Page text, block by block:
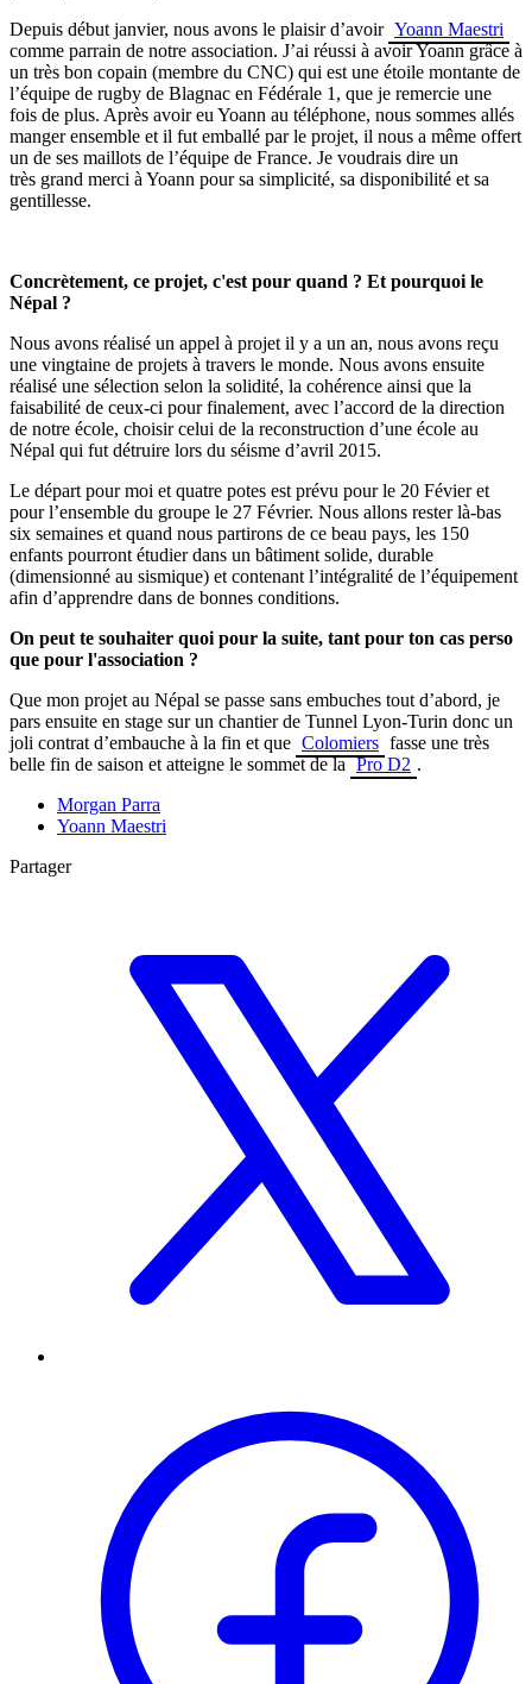
Depuis début janvier, nous avons le plaisir d’avoir Yoann Maestri
comme parrain de notre association. J’ai réussi à avoir Yoann grâce à
un très bon copain (membre du CNC) qui est une étoile montante de
l’équipe de rugby de Blagnac en Fédérale 1, que je remercie une
fois de plus. Après avoir eu Yoann au téléphone, nous sommes allés
manger ensemble et il fut emballé par le projet, il nous a même offert
un de ses maillots de l’équipe de France. Je voudrais dire un
très grand merci à Yoann pour sa simplicité, sa disponibilité et sa
gentillesse.
Concrètement, ce projet, c'est pour quand ? Et pourquoi le
Népal ?
Nous avons réalisé un appel à projet il y a un an, nous avons reçu
une vingtaine de projets à travers le monde. Nous avons ensuite
réalisé une sélection selon la solidité, la cohérence ainsi que la
faisabilité de ceux-ci pour finalement, avec l’accord de la direction
de notre école, choisir celui de la reconstruction d’une école au
Népal qui fut détruire lors du séisme d’avril 2015.
Le départ pour moi et quatre potes est prévu pour le 20 Févier et
pour l’ensemble du groupe le 27 Février. Nous allons rester là-bas
six semaines et quand nous partirons de ce beau pays, les 150
enfants pourront étudier dans un bâtiment solide, durable
(dimensionné au sismique) et contenant l’intégralité de l’équipement
afin d’apprendre dans de bonnes conditions.
On peut te souhaiter quoi pour la suite, tant pour ton cas perso
que pour l'association ?
Que mon projet au Népal se passe sans embuches tout d’abord, je
pars ensuite en stage sur un chantier de Tunnel Lyon-Turin donc un
joli contrat d’embauche à la fin et que Colomiers fasse une très
belle fin de saison et atteigne le sommet de la Pro D2 .
Morgan Parra
Yoann Maestri
Partager